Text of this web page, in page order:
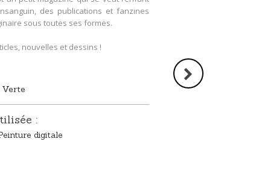
des publications et fanzines
sous toutes ses formes.
nouvelles et dessins !
Verte
:
digitale